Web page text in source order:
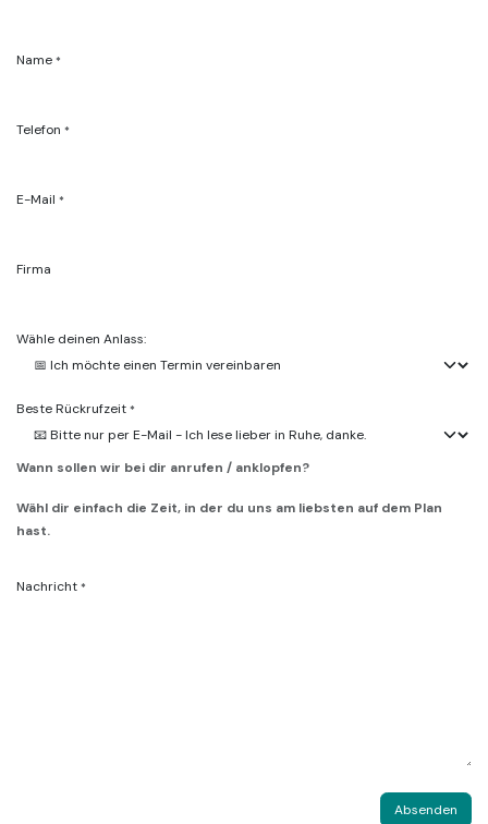
Name *
Telefon *
E-Mail *
Firma
Wähle deinen Anlass:
Beste Rückrufzeit *
Wann sollen wir bei dir anrufen / anklopfen?
Wähl dir einfach die Zeit, in der du uns am liebsten auf dem Plan
hast.
Nachricht *
Absenden